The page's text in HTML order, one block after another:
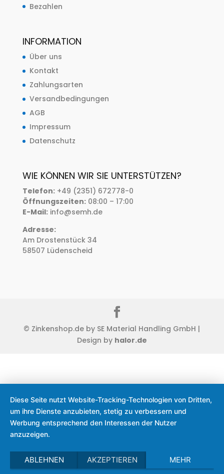
Bezahlen
INFORMATION
Über uns
Kontakt
Zahlungsarten
Versandbedingungen
AGB
Impressum
Datenschutz
WIE KÖNNEN WIR SIE UNTERSTÜTZEN?
Telefon:+49 (2351) 672778-0
Öffnungszeiten:08:00 – 17:00
E-Mail:info@semh.de
Adresse:
Am Drostenstück 34
58507 Lüdenscheid
© Zinkenshop.de by SE Material Handling GmbH |
Design by halor.de
Diese Seite nutzt Website-Tracking-Technologien von Dritten,
um ihre Dienste anzubieten, stetig zu verbessern und
Werbung entsprechend den Interessen der Nutzer
anzuzeigen.
ABLEHNEN AKZEPTIEREN MEHR